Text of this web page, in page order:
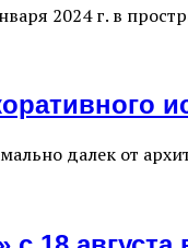
2024 г. в
далек от